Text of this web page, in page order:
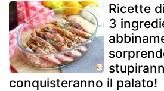
Ricette
3
conquisteranno il palato!